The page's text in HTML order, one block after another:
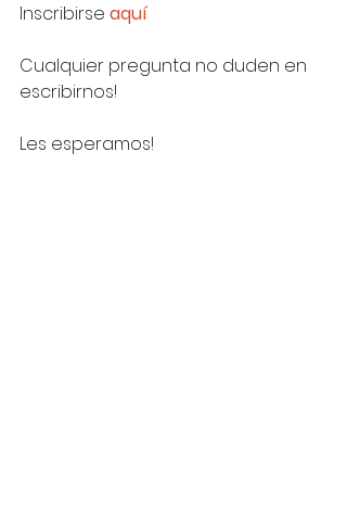
Inscribirse aquí
Cualquier pregunta no duden en
escribirnos!
Les esperamos!